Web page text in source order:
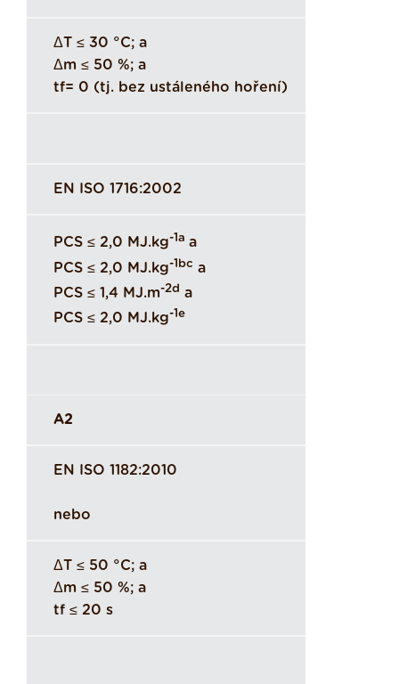
ΔT ≤ 30 °C; a
Δm ≤ 50 %; a
tf= 0 (tj. bez ustáleného hoření)
EN ISO 1716:2002
PCS ≤ 2,0 MJ.kg-1a a
PCS ≤ 2,0 MJ.kg-1bc a
PCS ≤ 1,4 MJ.m-2d a
PCS ≤ 2,0 MJ.kg-1e
A2
EN ISO 1182:2010
nebo
ΔT ≤ 50 °C; a
Δm ≤ 50 %; a
tf ≤ 20 s